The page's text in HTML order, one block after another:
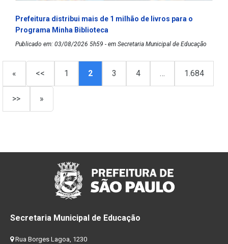
Prefeitura distribui mais de 1 milhão de livros para o
Programa Minha Biblioteca
Publicado em: 03/08/2026 5h59 - em Secretaria Municipal de Educação
« << 1 2 3 4 … 1.684
>> »
Secretaria Municipal de Educação
Rua Borges Lagoa, 1230